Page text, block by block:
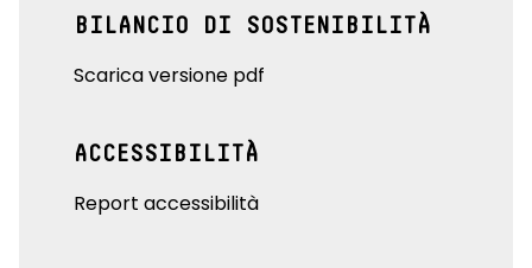
BILANCIO DI SOSTENIBILITÀ
Scarica versione pdf
ACCESSIBILITÀ
Report accessibilità